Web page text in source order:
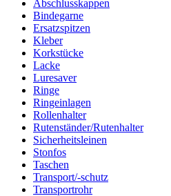
Abschlusskappen
Bindegarne
Ersatzspitzen
Kleber
Korkstücke
Lacke
Luresaver
Ringe
Ringeinlagen
Rollenhalter
Rutenständer/Rutenhalter
Sicherheitsleinen
Stonfos
Taschen
Transport/-schutz
Transportrohr